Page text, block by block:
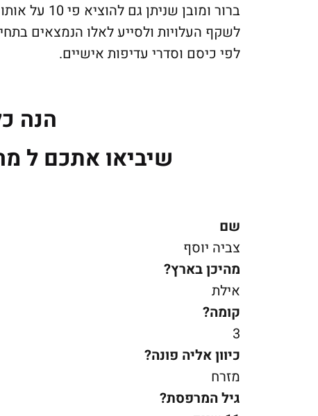
ברור
לשקף העלויות ולסייע לאלו הנמצאים
לפי כיסם וסדרי עדיפות אישיים.
הנה
שיביאו אתכם ל מרפסת ב
שם
צביה יוסף
מהיכן בארץ?
אילת
קומה?
3
כיוון אליה פונה?
מזרח
גיל המרפסת?